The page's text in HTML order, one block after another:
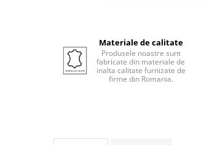
Materiale de calitate
Produsele noastre sunt
fabricate din materiale de
inalta calitate furnizate de
firme din Romania.